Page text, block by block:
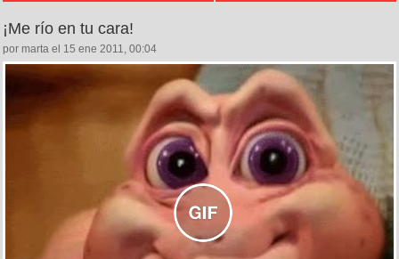
¡Me río en tu cara!
por marta el 15 ene 2011, 00:04